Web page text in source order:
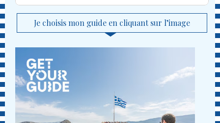
Je choisis mon guide en cliquant sur l’image